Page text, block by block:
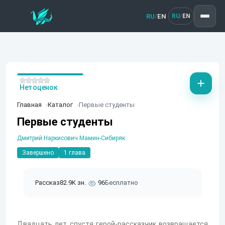
RU/EN RU/ EN
Главная Каталог Первые студенты
Первые студенты
Дмитрий Наркисович Мамин-Сибиряк
Завершено 1 глава
Рассказ82.9K зн. 96Бесплатно
Нет оценок